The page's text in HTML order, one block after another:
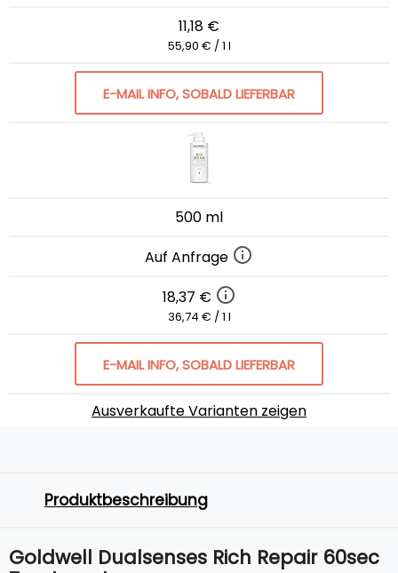
11,18 €
55,90 € / 1 l
E-MAIL INFO, SOBALD LIEFERBAR
500 ml
Auf Anfrage
18,37 €
36,74 € / 1 l
E-MAIL INFO, SOBALD LIEFERBAR
Ausverkaufte Varianten zeigen
Produktbeschreibung
Goldwell Dualsenses Rich Repair 60sec